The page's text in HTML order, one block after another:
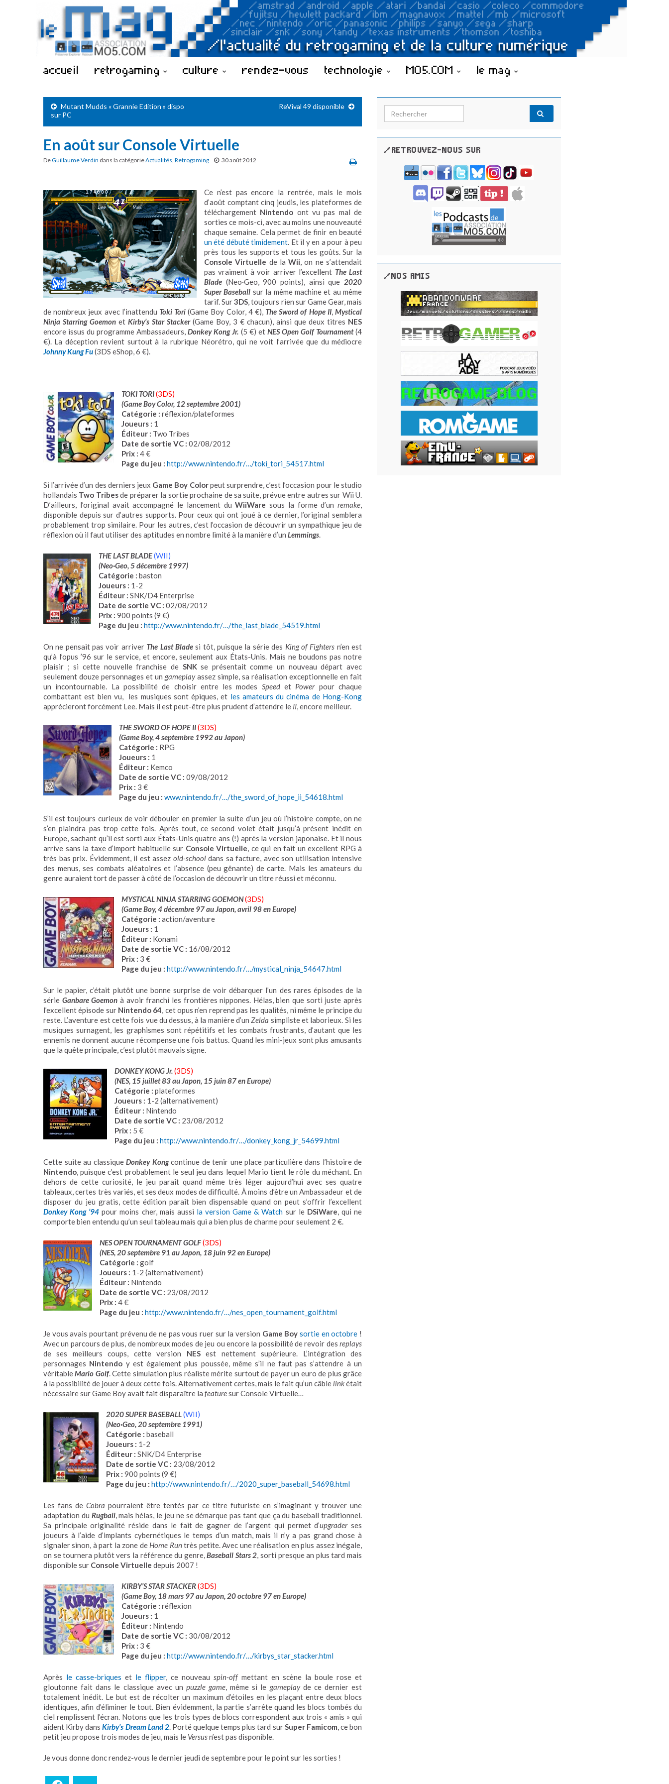
accueil retrogaming culture rendez-vous technologie MO5.COM le mag
Mutant Mudds « Grannie Edition » dispo
sur PC
ReVival 49 disponible
En août sur Console Virtuelle
DeGuillaume Verdin dans la catégorieActualités, Retrogaming 30 août 2012
Ce n’est pas encore la rentrée, mais le mois
d’août comptant cinq jeudis, les plateformes de
téléchargement Nintendo ont vu pas mal de
sorties ce mois-ci, avec au moins une nouveauté
chaque semaine. Cela permet de finir en beauté
un été débuté timidement. Et il y en a pour à peu
près tous les supports et tous les goûts. Sur la
Console Virtuelle de laWii, on ne s’attendait
pas vraiment à voir arriver l’excellent The Last
Blade (Neo·Geo, 900 points), ainsi que 2020
Super Baseball sur la même machine et au même
tarif. Sur3DS, toujours rien sur Game Gear, mais
de nombreux jeux avec l’inattendu Toki Tori (Game Boy Color, 4 €), The Sword of Hope II,Mystical
Ninja StarringGoemon et Kirby’s Star Stacker(Game Boy, 3 € chacun), ainsi que deux titres NES
encore issus du programme Ambassadeurs,Donkey Kong Jr. (5 €) et NES Open Golf Tournament(4
€). La déception revient surtout à la rubrique Néorétro, qui ne voit l’arrivée que du médiocre
Johnny Kung Fu(3DS eShop, 6 €).
TOKI TORI(3DS)
(Game Boy Color, 12 septembre 2001)
Catégorie : réflexion/plateformes
Joueurs : 1
Éditeur : Two Tribes
Date de sortie VC : 02/08/2012
Prix : 4 €
Page du jeu : http://www.nintendo.fr/…/toki_tori_54517.html
Si l’arrivée d’un des derniers jeux Game Boy Colorpeut surprendre, c’est l’occasion pour le studio
hollandais Two Tribesde préparer la sortie prochaine de sa suite, prévue entre autres sur Wii U.
D’ailleurs, l’original avait accompagné le lancement duWiiWare sous la forme d’un remake
disponible depuis sur d’autres supports. Pour ceux qui ont joué à ce dernier, l’original semblera
probablement trop similaire. Pour les autres, c’est l’occasion de découvrir un sympathique jeu de
réflexion où il faut utiliser des aptitudes en nombre limité à la manière d’un Lemmings
THE LAST BLADE(WII)
(Neo·Geo, 5 décembre 1997)
Catégorie : baston
Joueurs : 1-2
Éditeur : SNK/D4 Enterprise
Date de sortie VC : 02/08/2012
Prix : 900 points (9 €)
Page du jeu : http://www.nintendo.fr/…/the_last_blade_54519.html
On ne pensait pas voir arriver The Last Bladesi tôt, puisque la série des King of Fighters n’en est
qu’à l’opus ’96 sur le service, et encore, seulement aux États-Unis. Mais ne boudons pas notre
plaisir ; si cette nouvelle franchise de SNKse présentait comme un nouveau départ avec
seulement douze personnages et un gameplayassez simple, sa réalisation exceptionnelle en fait
un incontournable. La possibilité de choisir entre les modes Speedet Powerpour chaque
combattant est bien vu, les musiques sont épiques, et les amateurs du cinéma de Hong-Kong
apprécieront forcément Lee. Mais il est peut-être plus prudent d’attendre le II , encore meilleur.
THE SWORD OF HOPE II(3DS)
(Game Boy, 4 septembre 1992 au Japon)
Catégorie : RPG
Joueurs : 1
Éditeur : Kemco
Date de sortie VC : 09/08/2012
Prix : 3 €
Page du jeu : www.nintendo.fr/…/the_sword_of_hope_ii_54618.html
S’il est toujours curieux de voir débouler en premier la suite d’un jeu où l’histoire compte, on ne
s’en plaindra pas trop cette fois. Après tout, ce second volet était jusqu’à présent inédit en
Europe, sachant qu’il est sorti aux États-Unis quatre ans (!) après la version japonaise. Et il nous
arrive sans la taxe d’import habituelle sur Console Virtuelle , ce qui en fait un excellent RPG à
très bas prix. Évidemment, il est assez old-schooldans sa facture, avec son utilisation intensive
des menus, ses combats aléatoires et l’absence (peu gênante) de carte. Mais les amateurs du
genre auraient tort de passer à côté de l’occasion de découvrir un titre réussi et méconnu.
MYSTICAL NINJA STARRING GOEMON(3DS)
(Game Boy, 4 décembre 97 au Japon, avril 98 en Europe)
Catégorie : action/aventure
Joueurs : 1
Éditeur : Konami
Date de sortie VC : 16/08/2012
Prix : 3 €
Page du jeu : http://www.nintendo.fr/…/mystical_ninja_54647.html
Sur le papier, c’était plutôt une bonne surprise de voir débarquer l’un des rares épisodes de la
série Ganbare Goemon à avoir franchi les frontières nippones. Hélas, bien que sorti juste après
l’excellent épisode sur Nintendo 64 , cet opus n’en reprend pas les qualités, ni même le principe du
reste. L’aventure est cette fois vue du dessus, à la manière d’un Zelda simpliste et laborieux. Si les
musiques surnagent, les graphismes sont répétitifs et les combats frustrants, d’autant que les
ennemis ne donnent aucune récompense une fois battus. Quand les mini-jeux sont plus amusants
que la quête principale, c’est plutôt mauvais signe.
DONKEY KONG Jr.(3DS)
(NES, 15 juillet 83 au Japon, 15 juin 87 en Europe)
Catégorie : plateformes
Joueurs : 1-2 (alternativement)
Éditeur : Nintendo
Date de sortie VC : 23/08/2012
Prix : 5 €
Page du jeu : http://www.nintendo.fr/…/donkey_kong_jr_54699.html
Cette suite au classique Donkey Kong continue de tenir une place particulière dans l’histoire de
Nintendo , puisque c’est probablement le seul jeu dans lequel Mario tient le rôle du méchant. En
dehors de cette curiosité, le jeu paraît quand même très léger aujourd’hui avec ses quatre
tableaux, certes très variés, et ses deux modes de difficulté. À moins d’être un Ambassadeur et de
disposer du jeu gratis, cette édition paraît bien dispensable quand on peut s’offrir l’excellent
Donkey Kong ’94 pour moins cher, mais aussi la version Game & Watch sur le DSiWare , qui ne
comporte bien entendu qu’un seul tableau mais qui a bien plus de charme pour seulement 2 €.
NES OPEN TOURNAMENT GOLF(3DS)
(NES, 20 septembre 91 au Japon, 18 juin 92 en Europe)
Catégorie : golf
Joueurs : 1-2 (alternativement)
Éditeur : Nintendo
Date de sortie VC : 23/08/2012
Prix : 4 €
Page du jeu : http://www.nintendo.fr/…/nes_open_tournament_golf.html
Je vous avais pourtant prévenu de ne pas vous ruer sur la version Game Boy sortie en octobre !
Avec un parcours de plus, de nombreux modes de jeu ou encore la possibilité de revoir des replays
de ses meilleurs coups, cette version NESest nettement supérieure. L’intégration des
personnages Nintendo y est également plus poussée, même s’il ne faut pas s’attendre à un
véritableMario Golf. Cette simulation plus réaliste mérite surtout de payer un euro de plus grâce
à la possibilité de jouer à deux cette fois. Alternativement certes, mais le fait qu’un câble linkétait
nécessaire sur Game Boy avait fait disparaître la featuresur Console Virtuelle…
2020 SUPER BASEBALL(WII)
(Neo·Geo, 20 septembre 1991)
Catégorie : baseball
Joueurs : 1-2
Éditeur : SNK/D4 Enterprise
Date de sortie VC : 23/08/2012
Prix : 900 points (9 €)
Page du jeu : http://www.nintendo.fr/…/2020_super_baseball_54698.html
Les fans deCobrapourraient être tentés par ce titre futuriste en s’imaginant y trouver une
adaptation du Rugball, mais hélas, le jeu ne se démarque pas tant que ça du baseball traditionnel.
Sa principale originalité réside dans le fait de gagner de l’argent qui permet d’upgraderses
joueurs à l’aide d’implants cybernétiques le temps d’un match, mais il n’y a pas grand chose à
signaler sinon, à part la zone de Home Runtrès petite. Avec une réalisation en plus assez inégale,
on se tournera plutôt vers la référence du genre,Baseball Stars 2 , sorti presque an plus tard mais
disponible sur Console Virtuelle depuis 2007 !
KIRBY’S STAR STACKER(3DS)
(Game Boy, 18 mars 97 au Japon, 20 octobre 97 en Europe)
Catégorie : réflexion
Joueurs : 1
Éditeur : Nintendo
Date de sortie VC : 30/08/2012
Prix : 3 €
Page du jeu : http://www.nintendo.fr/…/kirbys_star_stacker.html
Après le casse-briques et le flipper, ce nouveau spin-offmettant en scène la boule rose et
gloutonne fait dans le classique avec un puzzle game , même si le gameplayde ce dernier est
totalement inédit. Le but est de récolter un maximum d’étoiles en les plaçant entre deux blocs
identiques, afin d’éliminer le tout. Bien évidemment, la partie s’arrête quand les blocs tombés du
ciel remplissent l’écran. Notons que les trois types de blocs correspondent aux trois « amis » qui
aident Kirby dansKirby’s Dream Land 2. Porté quelque temps plus tard sur Super Famicom , ce bon
petit jeu propose trois modes de jeu, mais le Versusn’est pas disponible.
Je vous donne donc rendez-vous le dernier jeudi de septembre pour le point sur les sorties !
Search for:
/RETROUVEZ-NOUS SUR
/NOS AMIS